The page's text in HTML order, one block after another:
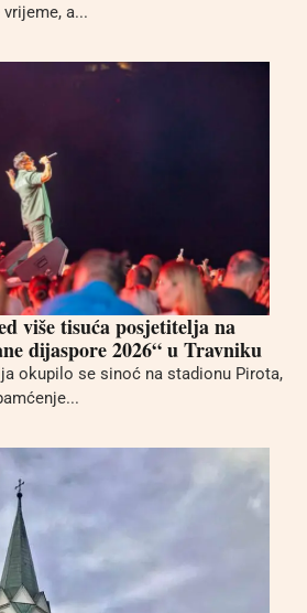
a...
više tisuća posjetitelja na
dijaspore 2026“ u Travniku
okupilo se sinoć na stadionu Pirota,